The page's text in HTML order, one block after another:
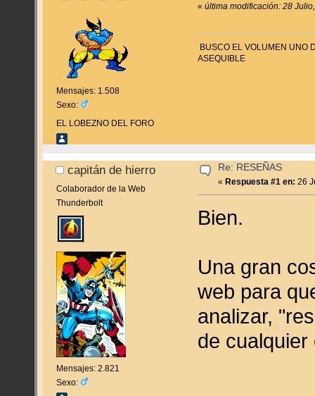
Mensajes: 1.508
Sexo:
EL LOBEZNO DEL FORO
«última modificación: 28
BUSCO EL VOLUMEN UNO
ASEQUIBLE
capitán de hierro
Colaborador de la Web
Thunderbolt
Mensajes: 2.821
Sexo:
Re: RESEÑAS
«Respuesta #1 en: 26
Bien.
Una gran
web para
analizar,
de cualquier